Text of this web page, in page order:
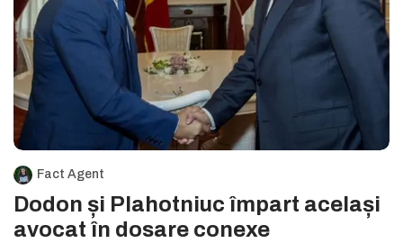
Fact Agent
Dodon și Plahotniuc împart același
avocat în dosare conexe